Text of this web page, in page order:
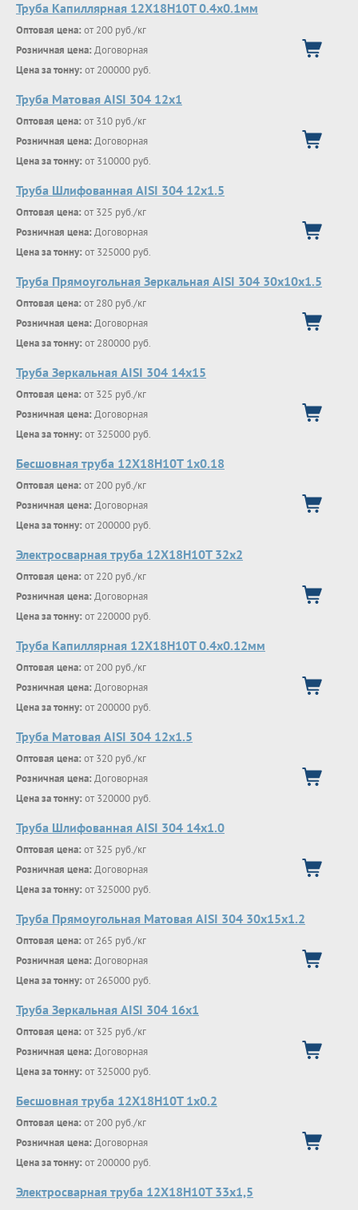
Труба Капиллярная 12Х18Н10Т 0.4х0.1мм
Оптовая цена: от 200 руб./кг
Розничная цена: Договорная
Цена за тонну: от 200000 руб.
Труба Матовая AISI 304 12х1
Оптовая цена: от 310 руб./кг
Розничная цена: Договорная
Цена за тонну: от 310000 руб.
Труба Шлифованная AISI 304 12х1.5
Оптовая цена: от 325 руб./кг
Розничная цена: Договорная
Цена за тонну: от 325000 руб.
Труба Прямоугольная Зеркальная AISI 304 30х10х1.5
Оптовая цена: от 280 руб./кг
Розничная цена: Договорная
Цена за тонну: от 280000 руб.
Труба Зеркальная AISI 304 14х15
Оптовая цена: от 325 руб./кг
Розничная цена: Договорная
Цена за тонну: от 325000 руб.
Бесшовная труба 12Х18Н10Т 1х0.18
Оптовая цена: от 200 руб./кг
Розничная цена: Договорная
Цена за тонну: от 200000 руб.
Электросварная труба 12Х18Н10Т 32х2
Оптовая цена: от 220 руб./кг
Розничная цена: Договорная
Цена за тонну: от 220000 руб.
Труба Капиллярная 12Х18Н10Т 0.4х0.12мм
Оптовая цена: от 200 руб./кг
Розничная цена: Договорная
Цена за тонну: от 200000 руб.
Труба Матовая AISI 304 12х1.5
Оптовая цена: от 320 руб./кг
Розничная цена: Договорная
Цена за тонну: от 320000 руб.
Труба Шлифованная AISI 304 14х1.0
Оптовая цена: от 325 руб./кг
Розничная цена: Договорная
Цена за тонну: от 325000 руб.
Труба Прямоугольная Матовая AISI 304 30х15х1.2
Оптовая цена: от 265 руб./кг
Розничная цена: Договорная
Цена за тонну: от 265000 руб.
Труба Зеркальная AISI 304 16х1
Оптовая цена: от 325 руб./кг
Розничная цена: Договорная
Цена за тонну: от 325000 руб.
Бесшовная труба 12Х18Н10Т 1х0.2
Оптовая цена: от 200 руб./кг
Розничная цена: Договорная
Цена за тонну: от 200000 руб.
Электросварная труба 12Х18Н10Т 33х1,5